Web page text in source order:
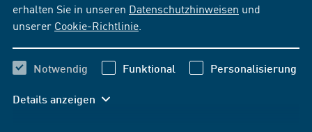
erhalten Sie in unseren Datenschutzhinweisen und
unserer Cookie-Richtlinie
Notwendig Funktional Personalisierung
Details anzeigen